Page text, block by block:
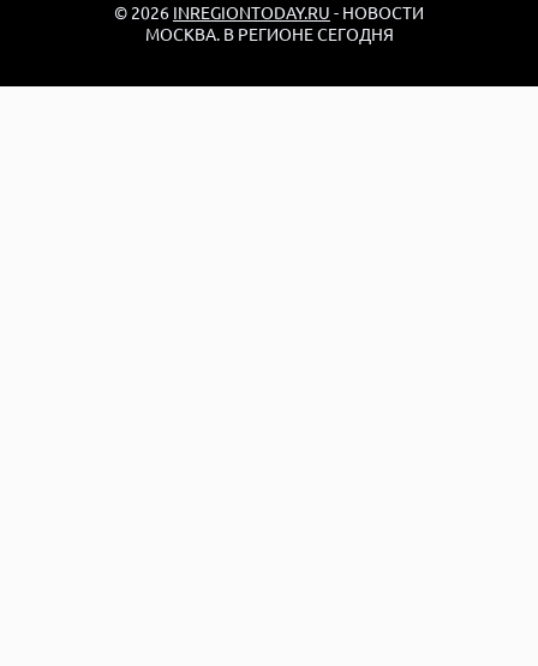
© 2026 INREGIONTODAY.RU - НОВОСТИ
МОСКВА. В РЕГИОНЕ СЕГОДНЯ